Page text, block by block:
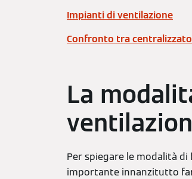
Impianti di ventilazione
Confronto tra
La
Per spiegare le modalità
importante innanzitutto